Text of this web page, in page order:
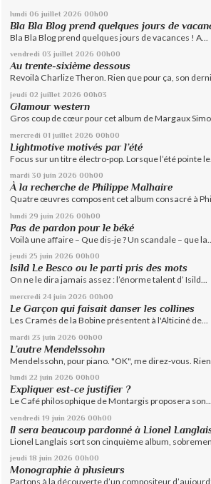
lundi 06 juillet 2026 00h00
Bla Bla Blog prend quelques jours de
Bla Bla Blog prend quelques jours de vacances ! A...
vendredi 03 juillet 2026 00h00
Au trente-sixième dessous
Revoilà Charlize Theron. Rien que pour ça, son
jeudi 02 juillet 2026 00h03
Glamour western
Gros coup de cœur pour cet album de Margaux
mercredi 01 juillet 2026 00h00
Lightmotive motivés par l’été
Focus sur un titre électro-pop. Lorsque l’été pointe le...
mardi 30 juin 2026 00h00
À la recherche de Philippe Malhaire
Quatre œuvres composent cet album consacré à
lundi 29 juin 2026 00h00
Pas de pardon pour le béké
Voilà une affaire – Que dis-je ? Un scandale – que la...
jeudi 25 juin 2026 00h00
Isild Le Besco ou le parti pris des mots
On ne le dira jamais assez : l’énorme talent d’ Isild...
mercredi 24 juin 2026 00h00
Le Garçon qui faisait danser les collines
Les Cramés de la Bobine présentent à l'Alticiné de...
mardi 23 juin 2026 00h00
L’autre Mendelssohn
Mendelssohn, pour piano. "OK", me direz-vous. Rien
lundi 22 juin 2026 00h00
Expliquer est-ce justifier ?
Le Café philosophique de Montargis proposera son...
vendredi 19 juin 2026 00h00
Il sera beaucoup pardonné à Lionel
Lionel Langlais sort son cinquième album,
jeudi 18 juin 2026 00h00
Monographie à plusieurs
Partons à la découverte d’un compositeur